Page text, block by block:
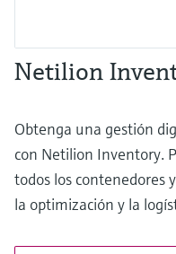
Netilion
Obtenga una gestión
con Netilion Inventory.
todos los contenedores
la optimización y la